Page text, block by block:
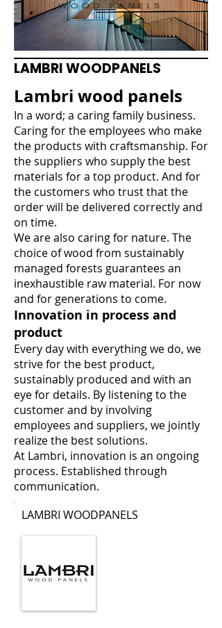
LAMBRI WOODPANELS
Lambri wood panels
In a word; a caring family business.
Caring for the employees who make
the products with craftsmanship. For
the suppliers who supply the best
materials for a top product. And for
the customers who trust that the
order will be delivered correctly and
on time.
We are also caring for nature. The
choice of wood from sustainably
managed forests guarantees an
inexhaustible raw material. For now
and for generations to come.
Innovation in process and
product
Every day with everything we do, we
strive for the best product,
sustainably produced and with an
eye for details. By listening to the
customer and by involving
employees and suppliers, we jointly
realize the best solutions.
At Lambri, innovation is an ongoing
process. Established through
communication.
LAMBRI WOODPANELS